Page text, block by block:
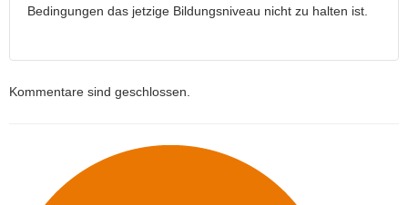
Bedingungen das jetzige Bildungsniveau nicht zu halten ist.
Kommentare sind geschlossen.